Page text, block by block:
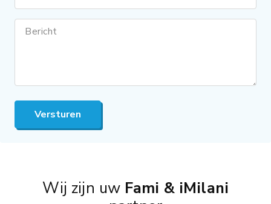
Bericht
Versturen
Wij zijn uw Fami & iMilani